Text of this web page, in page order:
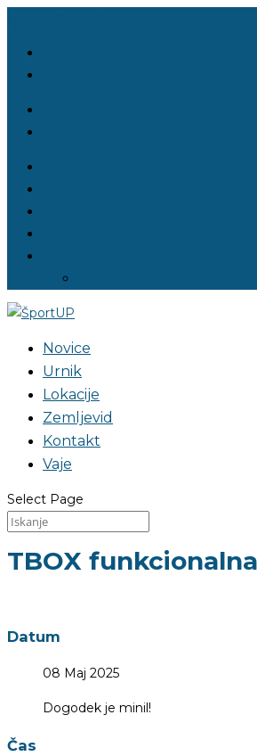
Novice
Urnik
Lokacije
Zemljevid
Kontakt
Vaje
Select Page
TBOX
Datum
08 Maj 2025
Dogodek je minil!
Čas